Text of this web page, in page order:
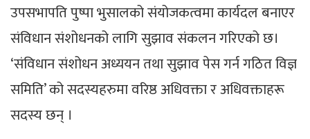
उपसभापति पुष्पा भुसालको संयोजकत्वमा कार्यदल बनाएर
संविधान संशोधनको लागि सुझाव संकलन गरिएको छ।
‘संविधान संशोधन अध्ययन तथा सुझाव पेस गर्न गठित विज्ञ
समिति’ को सदस्यहरुमा वरिष्ठ अधिवक्ता र अधिवक्ताहरू
सदस्य छन् ।